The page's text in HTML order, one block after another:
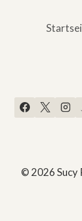
© 2026 Sucy